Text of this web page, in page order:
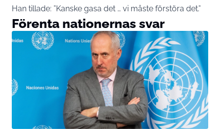
Han tillade: ”Kanske gasa det … vi måste förstöra det.”
Förenta nationernas svar